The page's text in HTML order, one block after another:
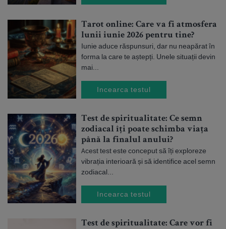
Tarot online: Care va fi atmosfera
lunii iunie 2026 pentru tine?
Iunie aduce răspunsuri, dar nu neapărat în
forma la care te aștepți. Unele situații devin
mai...
Incearca testul
Test de spiritualitate: Ce semn
zodiacal îți poate schimba viața
până la finalul anului?
Acest test este conceput să îți exploreze
vibrația interioară și să identifice acel semn
zodiacal...
Incearca testul
Test de spiritualitate: Care vor fi